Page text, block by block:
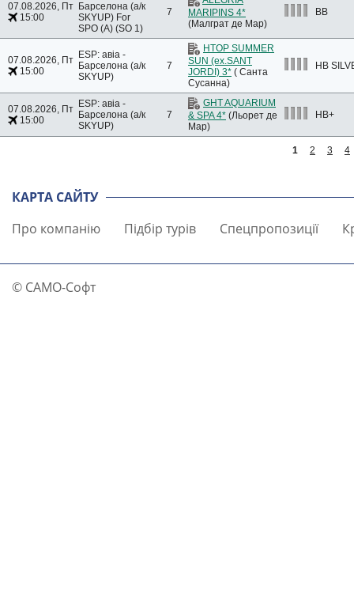
07.08.2026, Пт
15:00
Барселона (а/к
SKYUP) For
SPO (A) (SO 1)
7
MARIPINS 4*
(Малграт де Мар)
BB
07.08.2026, Пт
15:00
ESP: авіа -
Барселона (а/к
SKYUP)
7
HTOP SUMMER
SUN (ex.SANT
JORDI) 3* ( Санта
Сусанна)
HB
07.08.2026, Пт
15:00
ESP: авіа -
Барселона (а/к
SKYUP)
7
GHT AQUARIUM
& SPA 4* (Льорет де
Мар)
HB+
1 2 3 4
КАРТА САЙТУ
Про компанію
Підбір турів Спецпропозиції
© САМО-Софт